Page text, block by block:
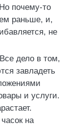
почему-то
раньше, и,
не
дело в том,
завладеть
и услуги.
на